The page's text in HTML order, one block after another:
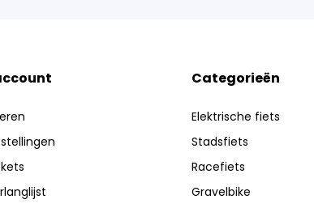
Categorieën
Elektrische fiets
Stadsfiets
Racefiets
Gravelbike